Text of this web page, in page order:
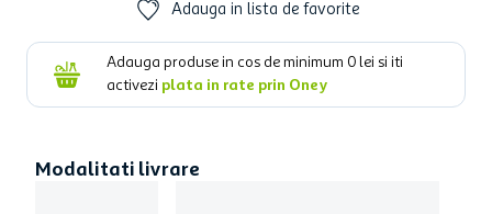
Adauga in lista de favorite
Adauga produse in cos de minimum 0 lei si iti
activezi plata in rate prin Oney
Modalitati livrare